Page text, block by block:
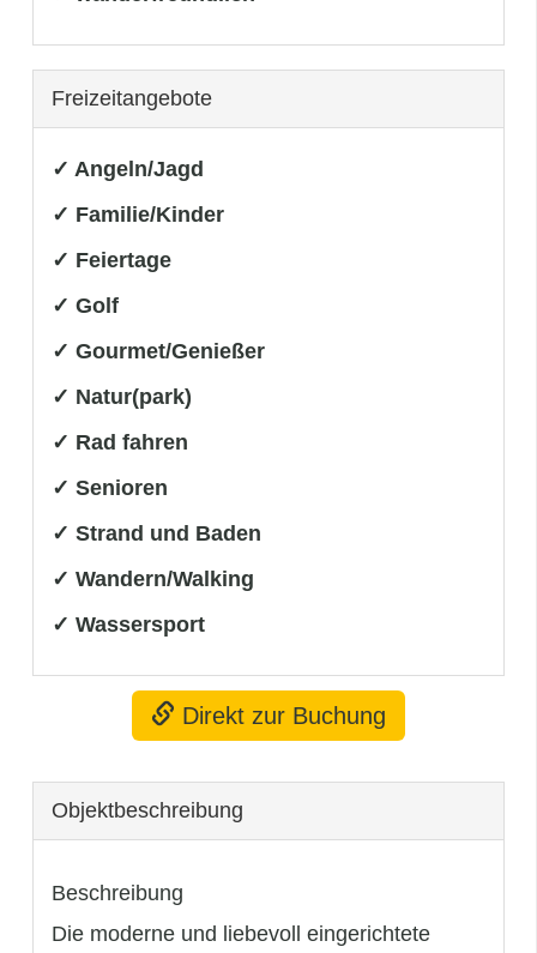
Freizeitangebote
✓ Angeln/Jagd
✓ Familie/Kinder
✓ Feiertage
✓ Golf
✓ Gourmet/Genießer
✓ Natur(park)
✓ Rad fahren
✓ Senioren
✓ Strand und Baden
✓ Wandern/Walking
✓ Wassersport
Direkt zur Buchung
Objekt­beschreibung
Beschreibung
Die moderne und liebevoll eingerichtete